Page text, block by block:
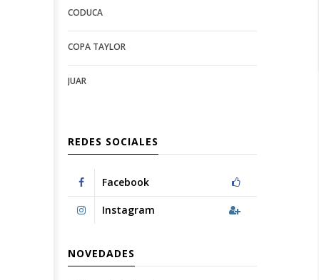
configuration
options
options
CODUCA
COPA TAYLOR
JUAR
REDES SOCIALES
Facebook
Instagram
NOVEDADES